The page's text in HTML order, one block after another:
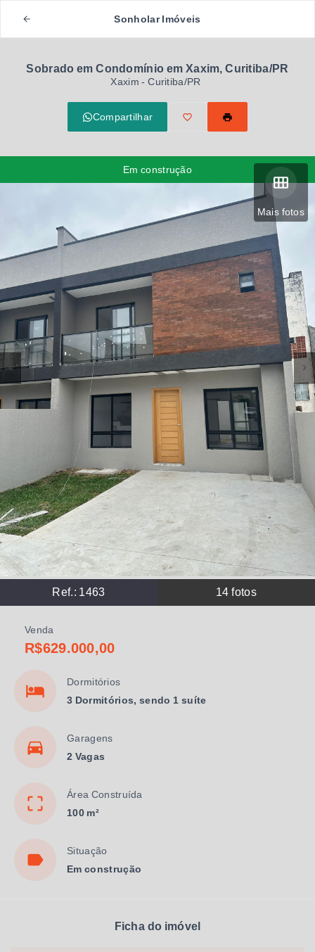
Sonholar Imóveis
Sobrado em Condomínio em Xaxim, Curitiba/PR
Xaxim - Curitiba/PR
Compartilhar
Mais fotos
Ref.: 1463 14 fotos
Em construção
Venda
R$629.000,00
Dormitórios
3 Dormitórios, sendo 1 suíte
Garagens
2 Vagas
Área Construída
100 m²
Situação
Em construção
Ficha do imóvel